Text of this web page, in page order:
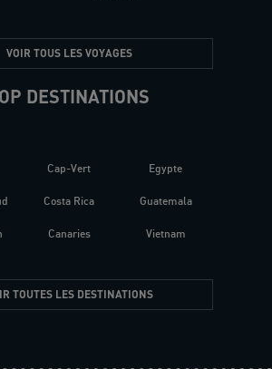
VOIR TOUS LES VOYAGES
DESTINATIONS
Cap-Vert
Costa Rica
Canaries
Egypte
Guatemala
Vietnam
TOUTES LES DESTINATIONS